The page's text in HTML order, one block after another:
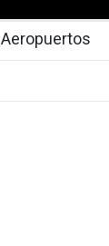
Aeropuertos